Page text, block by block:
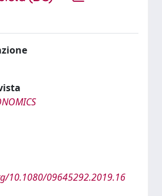
10.1080/09645292.2019.16